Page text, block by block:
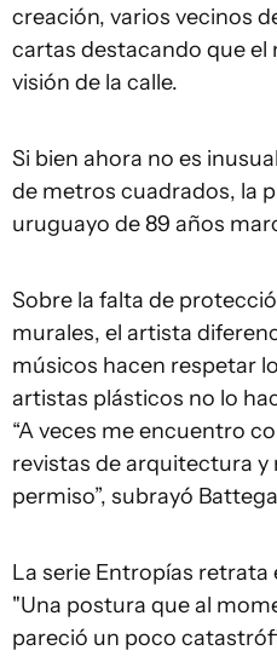
creación, varios vecinos
cartas destacando que el
visión de la calle.
Si bien ahora no es
de metros cuadrados, la
uruguayo de 89 años
Sobre la falta de
murales, el artista
músicos hacen respetar
artistas plásticos no lo
“A veces me encuentro
revistas de arquitectura y
permiso”, subrayó
La serie Entropías
"Una postura que al
pareció un poco